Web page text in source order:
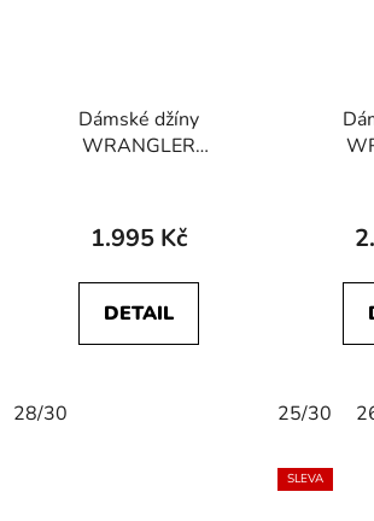
Dámské džíny
WRANGLER
Camellia
1.995 Kč
DETAIL
28/30 25/30
SLEVA